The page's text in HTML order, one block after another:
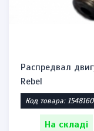
Распредвал
Rebel
Код товара:
На складі